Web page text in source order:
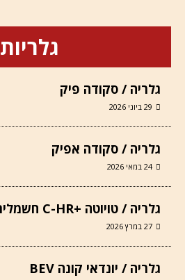
גלריות
גלריה / סקודה פיק
29 ביוני 2026
גלריה / סקודה אפיק
24 במאי 2026
גלריה / טויוטה +C-HR חשמלית
27 במרץ 2026
גלריה / יונדאי קונה BEV